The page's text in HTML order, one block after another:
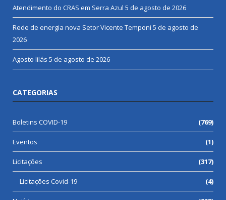
Atendimento do CRAS em Serra Azul 5 de agosto de 2026
Rede de energia nova Setor Vicente Temponi 5 de agosto de
2026
Agosto lilás 5 de agosto de 2026
CATEGORIAS
Boletins COVID-19 (769)
Eventos (1)
Licitações (317)
Licitações Covid-19 (4)